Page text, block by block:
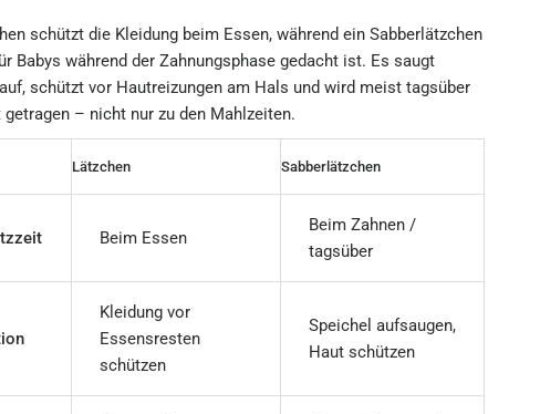
schützt die Kleidung beim Essen, während ein Sabberlätzchen
Babys während der Zahnungsphase gedacht ist. Es saugt
schützt vor Hautreizungen am Hals und wird meist tagsüber
getragen – nicht nur zu den Mahlzeiten.
Lätzchen Sabberlätzchen
Beim Essen
Beim Zahnen /
tagsüber
Kleidung vor
Essensresten
schützen
Speichel aufsaugen,
Haut schützen